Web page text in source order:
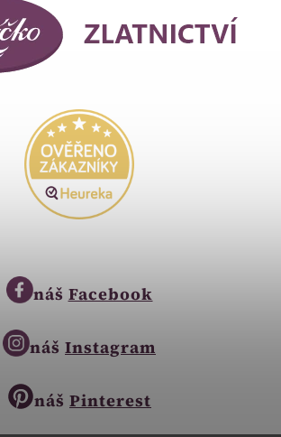
náš Facebook
náš Instagram
náš Pinterest